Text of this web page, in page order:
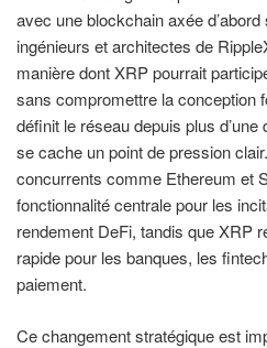
avec une blockchain axée
ingénieurs et architectes de
manière dont XRP pourrait
sans compromettre la conception
définit le réseau depuis plus
se cache un point de pression
concurrents comme Ethereum et
fonctionnalité centrale pour les
rendement DeFi, tandis que XRP
rapide pour les banques, les
paiement.
Ce changement stratégique est